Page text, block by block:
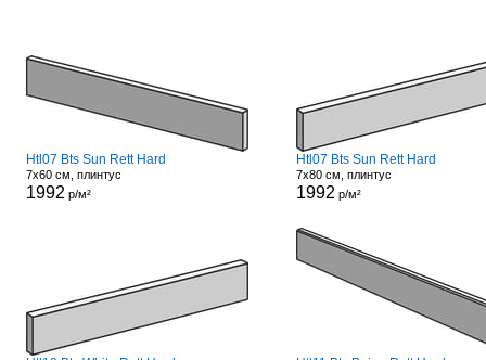
Htl07 Bts Sun Rett Hard
7x60 см, плинтус
1992 р/м²
Htl07 Bts Sun Rett Hard
7x80 см, плинтус
1992 р/м²